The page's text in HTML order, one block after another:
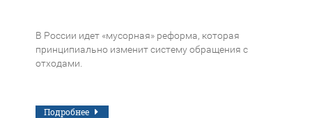
В России идет «мусорная» реформа, которая
принципиально изменит систему обращения с
отходами.
Подробнее